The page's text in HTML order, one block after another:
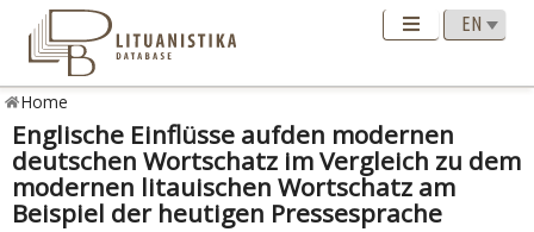
Home
Englische Einflüsse aufden modernen
deutschen Wortschatz im Vergleich zu dem
modernen litauischen Wortschatz am
Beispiel der heutigen Pressesprache